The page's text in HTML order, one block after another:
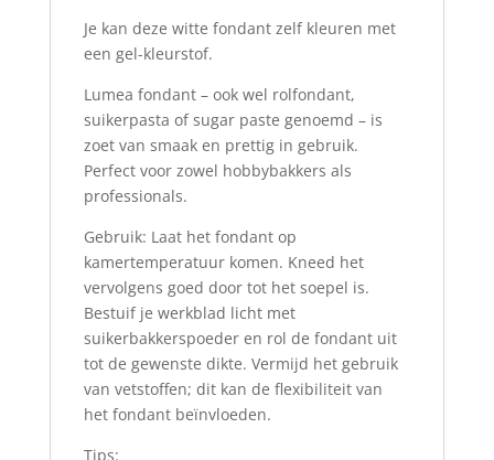
Je kan deze witte fondant zelf kleuren met
een gel-kleurstof.
Lumea fondant – ook wel rolfondant,
suikerpasta of sugar paste genoemd – is
zoet van smaak en prettig in gebruik.
Perfect voor zowel hobbybakkers als
professionals.
Gebruik: Laat het fondant op
kamertemperatuur komen. Kneed het
vervolgens goed door tot het soepel is.
Bestuif je werkblad licht met
suikerbakkerspoeder en rol de fondant uit
tot de gewenste dikte. Vermijd het gebruik
van vetstoffen; dit kan de flexibiliteit van
het fondant beïnvloeden.
Tips: